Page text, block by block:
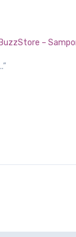
–